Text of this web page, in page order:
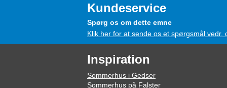
Kundeservice
Spørg os om dette emne
Klik her for at sende os et spørgsmål vedr.
Inspiration
Sommerhus i Gedser
Sommerhus på Falster